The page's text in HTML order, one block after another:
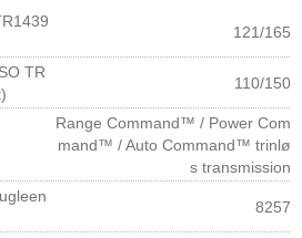
121/165
TR
110/150
Range Command™ / Power Com
mand™ / Auto Command™ trinlø
s transmission
8257